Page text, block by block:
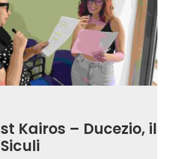
Kairos – Ducezio, il